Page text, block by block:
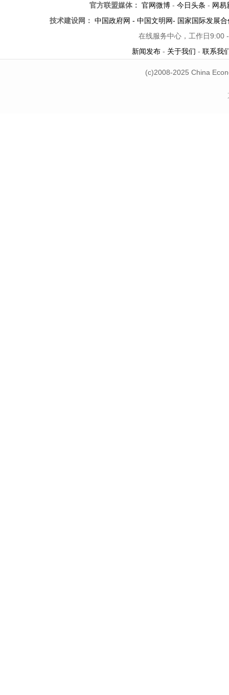
官方联盟媒体： 官网微博- 今日头条 - 网易
技术建设网： 中国政府网 - 中国文明网- 国家国际发展
在线服务中心，工作日
新闻发布 - 关于我们 - 联系我
(c)2008-2025 China